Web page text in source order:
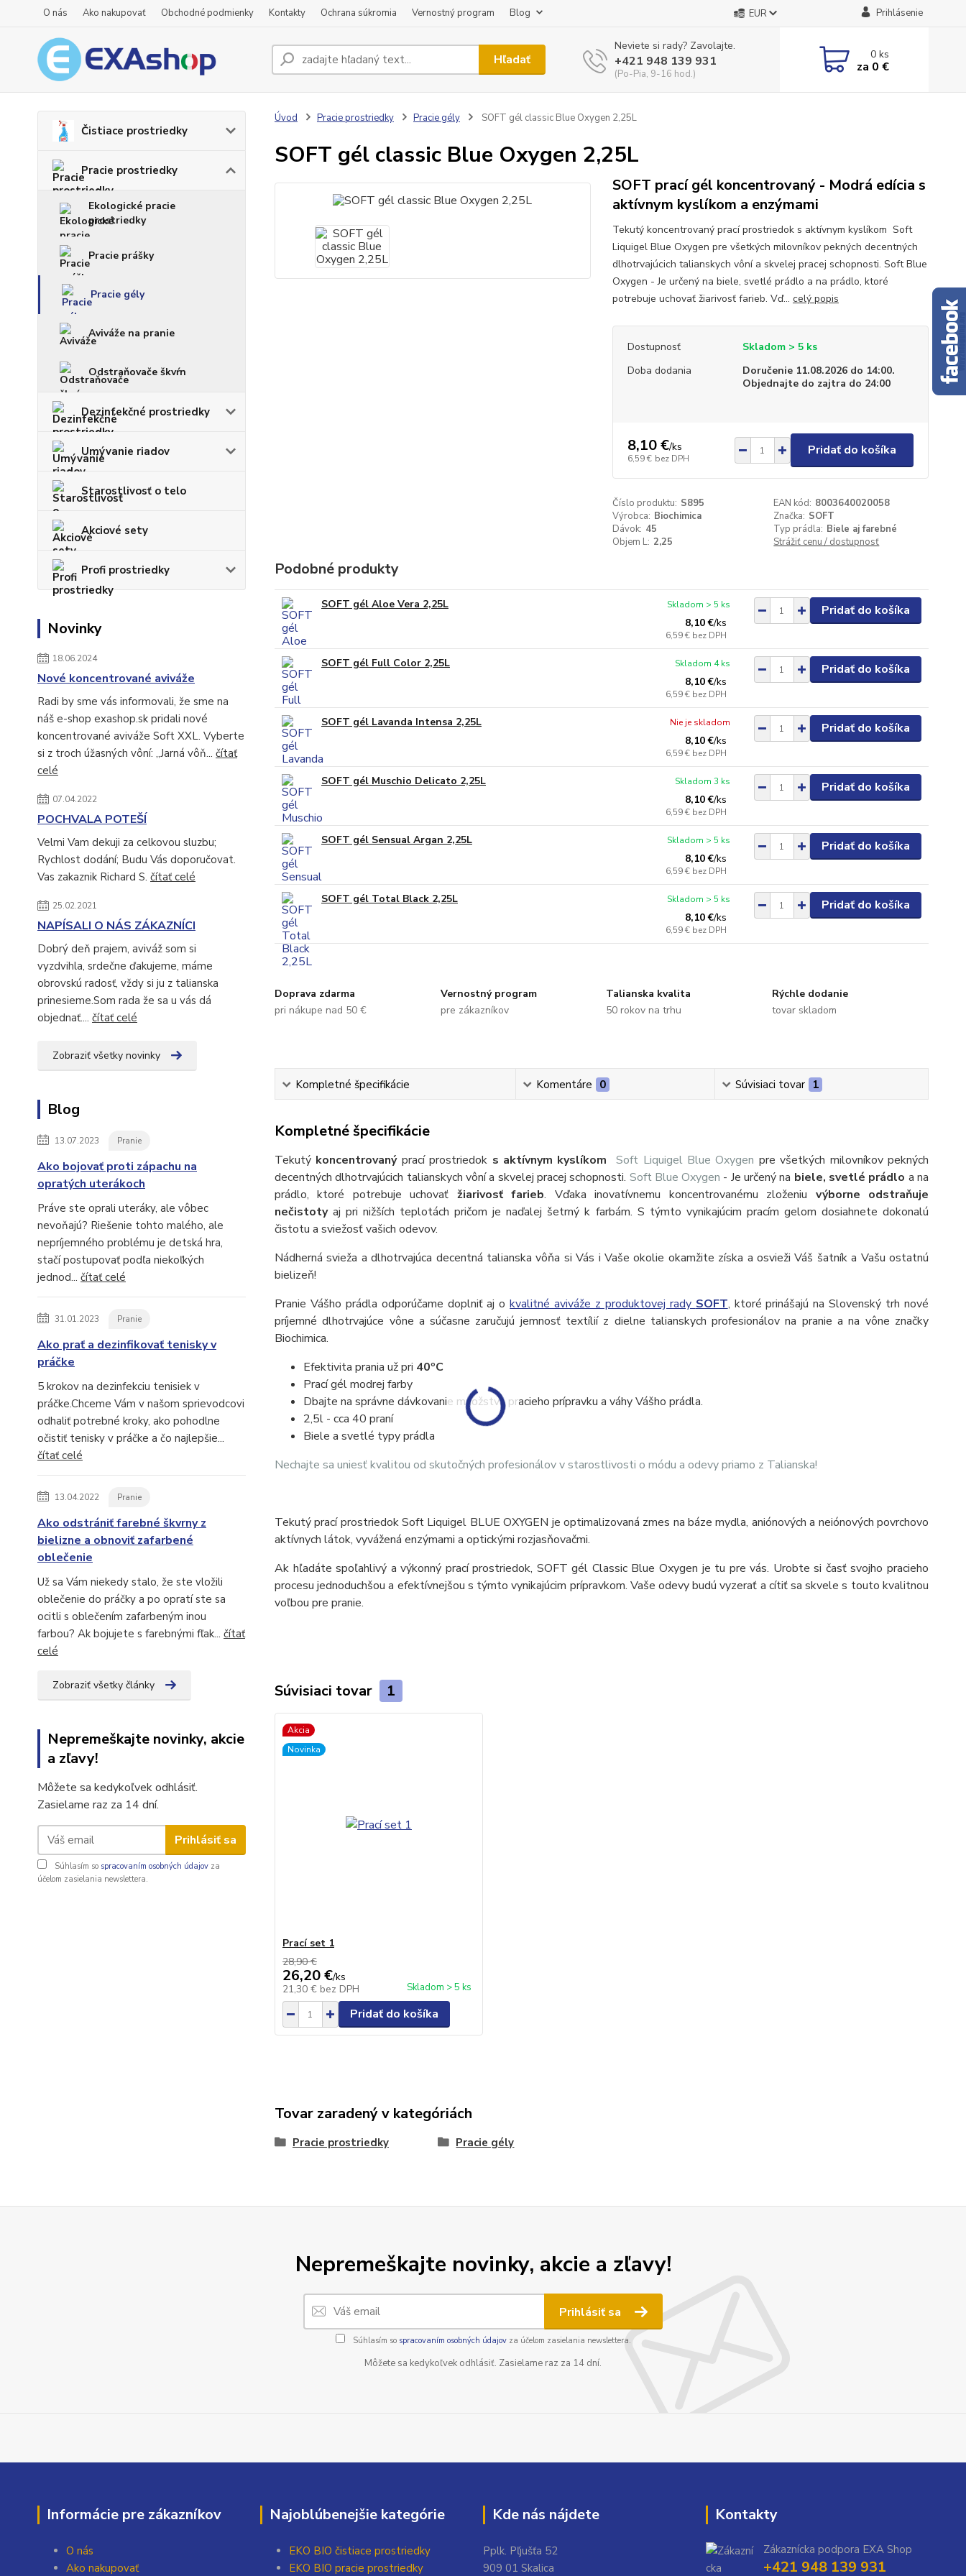
O nás Ako nakupovať Obchodné podmienky Kontakty Ochrana súkromia Vernostný program Blog EUR Prihlásenie
Hľadať
Neviete si rady? Zavolajte.
+421 948 139 931
(Po-Pia, 9-16 hod.)
0ks
za 0 €
Čistiace prostriedky
Pracie prostriedky
Ekologické pracie
prostriedky
Pracie prášky
Pracie gély
Aviváže na pranie
Odstraňovače škvŕn
Dezinfekčné prostriedky
Umývanie riadov
Starostlivosť o telo
Akciové sety
Profi prostriedky
Novinky
18.06.2024
Nové koncentrované aviváže
Radi by sme vás informovali, že sme na
náš e-shop exashop.sk pridali nové
koncentrované aviváže Soft XXL. Vyberte
si z troch úžasných vôní: „Jarná vôň... čítať
celé
07.04.2022
POCHVALA POTEŠÍ
Velmi Vam dekuji za celkovou sluzbu;
Rychlost dodání; Budu Vás doporučovat.
Vas zakaznik Richard S. čítať celé
25.02.2021
NAPÍSALI O NÁS ZÁKAZNÍCI
Dobrý deň prajem, aviváž som si
vyzdvihla, srdečne ďakujeme, máme
obrovskú radosť, vždy si ju z talianska
prinesieme.Som rada že sa u vás dá
objednať.... čítať celé
Zobraziť všetky novinky
Blog
13.07.2023 Pranie
Ako bojovať proti zápachu na
opratých uterákoch
Práve ste oprali uteráky, ale vôbec
nevoňajú? Riešenie tohto malého, ale
nepríjemného problému je detská hra,
stačí postupovať podľa niekoľkých
jednod... čítať celé
31.01.2023 Pranie
Ako prať a dezinfikovať tenisky v
práčke
5 krokov na dezinfekciu tenisiek v
práčke.Chceme Vám v našom sprievodcovi
odhaliť potrebné kroky, ako pohodlne
očistiť tenisky v práčke a čo najlepšie...
čítať celé
13.04.2022 Pranie
Ako odstrániť farebné škvrny z
bielizne a obnoviť zafarbené
oblečenie
Už sa Vám niekedy stalo, že ste vložili
oblečenie do práčky a po opratí ste sa
ocitli s oblečením zafarbeným inou
farbou? Ak bojujete s farebnými fľak... čítať
celé
Zobraziť všetky články
Nepremeškajte novinky, akcie
a zľavy!
Môžete sa kedykoľvek odhlásiť.
Zasielame raz za 14 dní.
Prihlásiť sa
Súhlasím so spracovaním osobných údajov za
účelom zasielania newslettera.
Úvod Pracie prostriedky Pracie gély SOFT gél classic Blue Oxygen 2,25L
SOFT gél classic Blue Oxygen 2,25L
SOFT prací gél koncentrovaný - Modrá edícia s
aktívnym kyslíkom a enzýmami
Tekutý koncentrovaný prací prostriedok s aktívnym kyslíkom Soft
Liquigel Blue Oxygen pre všetkých milovníkov pekných decentných
dlhotrvajúcich talianskych vôní a skvelej pracej schopnosti. Soft Blue
Oxygen - Je určený na biele, svetlé prádlo a na prádlo, ktoré
potrebuje uchovať žiarivosť farieb. Vď... celý popis
Dostupnosť
Skladom > 5 ks
Doba dodania
Doručenie 11.08.2026 do 14:00.
Objednajte do zajtra do 24:00
8,10 €/ks
6,59 € bez DPH
Pridať do košíka
Číslo produktu: S895 EAN kód: 8003640020058
Výrobca: Biochimica Značka: SOFT
Dávok: 45 Typ prádla: Biele aj farebné
Objem L: 2,25 Strážiť cenu / dostupnosť
Podobné produkty
SOFT gél Aloe Vera 2,25L
8,10 €/ks
6,59 € bez DPH
Skladom > 5 ks Pridať do košíka
SOFT gél Full Color 2,25L
8,10 €/ks
6,59 € bez DPH
Skladom 4 ks Pridať do košíka
SOFT gél Lavanda Intensa 2,25L
8,10 €/ks
6,59 € bez DPH
Nie je skladom Pridať do košíka
SOFT gél Muschio Delicato 2,25L
8,10 €/ks
6,59 € bez DPH
Skladom 3 ks Pridať do košíka
SOFT gél Sensual Argan 2,25L
8,10 €/ks
6,59 € bez DPH
Skladom > 5 ks Pridať do košíka
SOFT gél Total Black 2,25L
8,10 €/ks
6,59 € bez DPH
Skladom > 5 ks Pridať do košíka
Doprava zdarma
pri nákupe nad 50 €
Vernostný program
pre zákazníkov
Talianska kvalita
50 rokov na trhu
Rýchle dodanie
tovar skladom
Kompletné špecifikácie Komentáre 0 Súvisiaci tovar 1
Kompletné špecifikácie
Tekutý koncentrovaný prací prostriedok s aktívnym kyslíkom Soft Liquigel Blue Oxygen pre všetkých milovníkov pekných
decentných dlhotrvajúcich talianskych vôní a skvelej pracej schopnosti. Soft Blue Oxygen - Je určený na biele, svetlé prádlo a na
prádlo, ktoré potrebuje uchovať žiarivosť farieb. Vďaka inovatívnemu koncentrovanému zloženiu výborne odstraňuje
nečistotyaj pri nižších teplotách pričom je naďalej šetrný k farbám. S týmto vynikajúcim pracím gelom dosiahnete dokonalú
čistotu a sviežosť vašich odevov.
Nádherná svieža a dlhotrvajúca decentná talianska vôňa si Vás i Vaše okolie okamžite získa a osvieži Váš šatník a Vašu ostatnú
bielizeň!
Pranie Vášho prádla odporúčame doplniť aj okvalitné aviváže z produktovej rady SOFT, ktoré prinášajú na Slovenský trh nové
príjemné dlhotrvajúce vône a súčasne zaručujú jemnosť textílií z dielne talianskych profesionálov na pranie a na vône značky
Biochimica.
Efektivita prania už pri 40ºC
Prací gél modrej farby
Dbajte na správne dávkovanie množstva pracieho prípravku a váhy Vášho prádla.
2,5l - cca 40 praní
Biele a svetlé typy prádla
Nechajte sa uniesť kvalitou od skutočných profesionálov v starostlivosti o módu a odevy priamo z Talianska!
Tekutý prací prostriedok Soft Liquigel BLUE OXYGEN je optimalizovaná zmes na báze mydla, aniónových a neiónových povrchovo
aktívnych látok, vyvážená enzýmami a optickými rozjasňovačmi.
Ak hľadáte spoľahlivý a výkonný prací prostriedok, SOFT gél Classic Blue Oxygen je tu pre vás. Urobte si časť svojho pracieho
procesu jednoduchšou a efektívnejšou s týmto vynikajúcim prípravkom. Vaše odevy budú vyzerať a cítiť sa skvele s touto kvalitnou
voľbou pre pranie.
Súvisiaci tovar 1
Akcia
Novinka
Prací set 1
28,90 €
26,20 €/ks
21,30 € bez DPH Skladom > 5 ks
Pridať do košíka
Tovar zaradený v kategóriách
Pracie prostriedky Pracie gély
Nepremeškajte novinky, akcie a zľavy!
Prihlásiť sa
Súhlasím so spracovaním osobných údajovza účelom zasielania newslettera.
Môžete sa kedykoľvek odhlásiť. Zasielame raz za 14 dní.
Informácie pre zákazníkov
O nás
Ako nakupovať
Najoblúbenejšie kategórie
EKO BIO čistiace prostriedky
EKO BIO pracie prostriedky
Kde nás nájdete
Pplk. Pľjušťa 52
909 01 Skalica
Kontakty
Zákaznícka podpora EXA Shop
+421 948 139 931